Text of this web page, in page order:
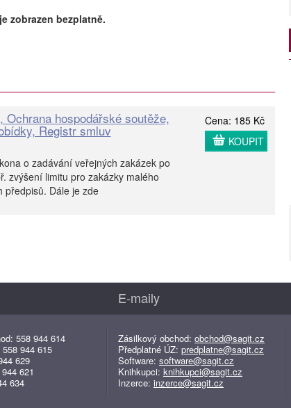
zobrazen bezplatně.
hospodářské soutěže,
Registr smluv
o zadávání veřejných zakázek po
zvýšení limitu pro zakázky malého
předpisů. Dále je zde
Cena: 185 Kč
KOUPIT
558 944 614
944 615
629
621
634
E-maily
Zásilkový obchod: obchod@sagit.cz
Předplatné ÚZ: predplatne@sagit.cz
Software: software@sagit.cz
Knihkupci: knihkupci@sagit.cz
Inzerce: inzerce@sagit.cz